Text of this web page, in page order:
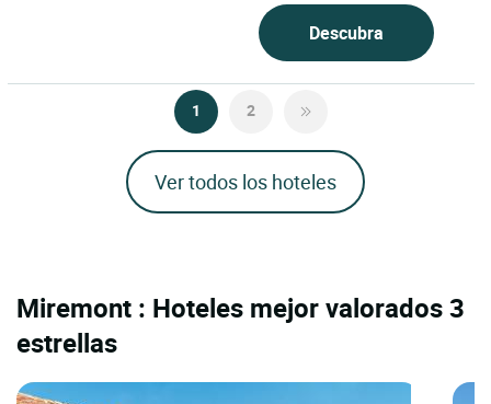
Descubra
1 2
Ver todos los hoteles
Miremont : Hoteles mejor valorados 3
estrellas